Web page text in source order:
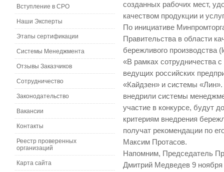
созданных рабочих мест,
качеством продукции и
По инициативе
Правительства в области
бережливого производства
«В рамках сотрудничества
ведущих российских
«Кайдзен» и системы
внедрили системы
участие в конкурсе, будут
критериям внедрения
получат рекомендации по
Максим Протасов.
Напомним, Председатель
Дмитрий Медведев 9
Вступление в СРО
Наши Эксперты
Этапы сертификации
Системы Менеджмента
Отзывы Заказчиков
Сотрудничество
Законодательство
Вакансии
Контакты
Реестр проверенных
организаций
Карта сайта